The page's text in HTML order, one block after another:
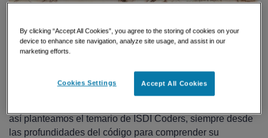
así planteamos el temario de ISDI Coders, siempre desde
las profundidades del código para comprender su
By clicking “Accept All Cookies”, you agree to the storing of cookies on your
device to enhance site navigation, analyze site usage, and assist in our
marketing efforts.
Accept All Cookies
Cookies Settings